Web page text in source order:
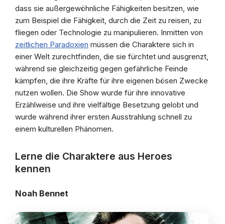
dass sie außergewöhnliche Fähigkeiten besitzen, wie
zum Beispiel die Fähigkeit, durch die Zeit zu reisen, zu
fliegen oder Technologie zu manipulieren. Inmitten von
zeitlichen Paradoxien müssen die Charaktere sich in
einer Welt zurechtfinden, die sie fürchtet und ausgrenzt,
während sie gleichzeitig gegen gefährliche Feinde
kämpfen, die ihre Kräfte für ihre eigenen bösen Zwecke
nutzen wollen. Die Show wurde für ihre innovative
Erzählweise und ihre vielfältige Besetzung gelobt und
wurde während ihrer ersten Ausstrahlung schnell zu
einem kulturellen Phänomen.
Lerne die Charaktere aus Heroes
kennen
Noah Bennet